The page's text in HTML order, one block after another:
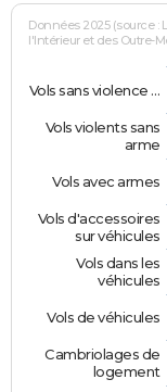
Données 2025 (source
l'Intérieur et des Outre-
Vols sans violence …
Vols violents sans
arme
Vols avec armes
Vols d'accessoires
sur véhicules
Vols dans les
véhicules
Vols de véhicules
Cambriolages de
logement